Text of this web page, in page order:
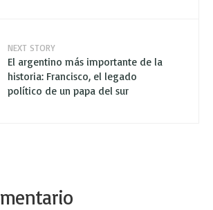
NEXT STORY
El argentino más importante de la
historia: Francisco, el legado
político de un papa del sur